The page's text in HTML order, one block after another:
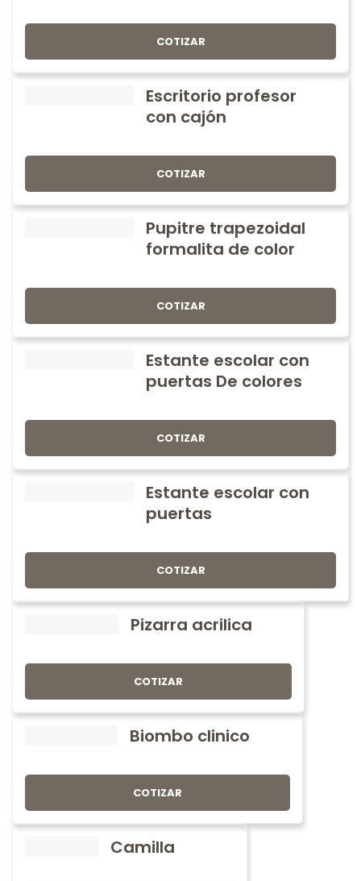
COTIZAR
Escritorio profesor
con cajón
COTIZAR
Pupitre trapezoidal
formalita de color
COTIZAR
Estante escolar con
puertas De colores
COTIZAR
Estante escolar con
puertas
COTIZAR
Pizarra acrilica
COTIZAR
Biombo clinico
COTIZAR
Camilla